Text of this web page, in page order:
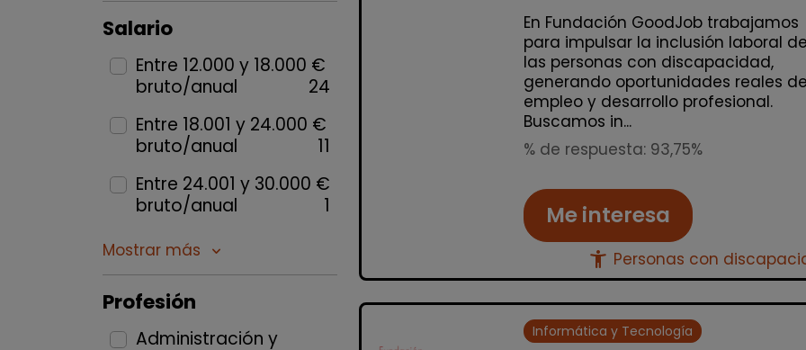
Salario
Entre 12.000 y 18.000 €
bruto/anual
24
Entre 18.001 y 24.000 €
bruto/anual
11
Entre 24.001 y 30.000 €
bruto/anual
1
Mostrar más keyboard_arrow_down
Profesión
Administración y
En Fundación GoodJob trabajamos
para impulsar la inclusión laboral de
las personas con discapacidad,
generando oportunidades reales de
empleo y desarrollo profesional.
Buscamos in...
% de respuesta: 93,75%
Me interesa
accessibility_new Personas con
Informática y Tecnología